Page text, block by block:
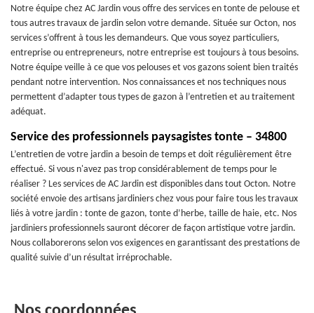
Notre équipe chez AC Jardin vous offre des services en tonte de pelouse et
tous autres travaux de jardin selon votre demande. Située sur Octon, nos
services s’offrent à tous les demandeurs. Que vous soyez particuliers,
entreprise ou entrepreneurs, notre entreprise est toujours à tous besoins.
Notre équipe veille à ce que vos pelouses et vos gazons soient bien traités
pendant notre intervention. Nos connaissances et nos techniques nous
permettent d’adapter tous types de gazon à l’entretien et au traitement
adéquat.
Service des professionnels paysagistes tonte – 34800
L’entretien de votre jardin a besoin de temps et doit régulièrement être
effectué. Si vous n'avez pas trop considérablement de temps pour le
réaliser ? Les services de AC Jardin est disponibles dans tout Octon. Notre
société envoie des artisans jardiniers chez vous pour faire tous les travaux
liés à votre jardin : tonte de gazon, tonte d’herbe, taille de haie, etc. Nos
jardiniers professionnels sauront décorer de façon artistique votre jardin.
Nous collaborerons selon vos exigences en garantissant des prestations de
qualité suivie d’un résultat irréprochable.